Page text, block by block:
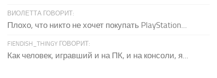
ВИОЛЕТТА ГОВОРИТ:
Плохо, что никто не хочет покупать PlayStation...
FIENDISH_THINGY ГОВОРИТ:
Как человек, игравший и на ПК, и на консоли, я...